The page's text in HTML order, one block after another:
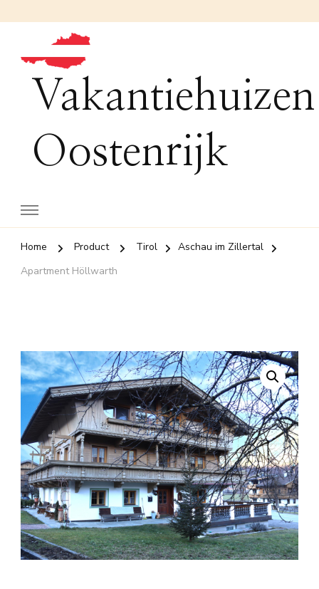
Vakantiehuizen
Oostenrijk
Home Product Tirol
Aschau im Zillertal
Apartment Höllwarth